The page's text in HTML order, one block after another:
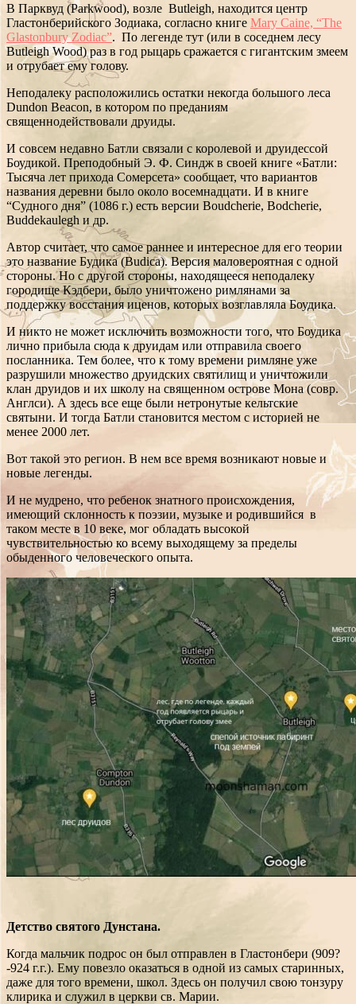
В Парквуд (Parkwood), возле Butleigh, находится центр
Гластонберийского Зодиака, согласно книге Mary Caine, “The
Glastonbury Zodiac”. По легенде тут (или в соседнем лесу
Butleigh Wood) раз в год рыцарь сражается с гигантским змеем
и отрубает ему голову.
Неподалеку расположились остатки некогда большого леса
Dundon Beacon, в котором по преданиям
священнодействовали друиды.
И совсем недавно Батли связали с королевой и друидессой
Боудикой. Преподобный Э. Ф. Синдж в своей книге «Батли:
Тысяча лет прихода Сомерсета» сообщает, что вариантов
названия деревни было около восемнадцати. И в книге
“Судного дня” (1086 г.) есть версии Boudcherie, Bodcherie,
Buddekaulegh и др.
Автор считает, что самое раннее и интересное для его теории
это название Будика (Budica). Версия маловероятная с одной
стороны. Но с другой стороны, находящееся неподалеку
городище Кэдбери, было уничтожено римлянами за
поддержку восстания иценов, которых возглавляла Боудика.
И никто не может исключить возможности того, что Боудика
лично прибыла сюда к друидам или отправила своего
посланника. Тем более, что к тому времени римляне уже
разрушили множество друидских святилищ и уничтожили
клан друидов и их школу на священном острове Мона (совр.
Англси). А здесь все еще были нетронутые кельтские
святыни. И тогда Батли становится местом с историей не
менее 2000 лет.
Вот такой это регион. В нем все время возникают новые и
новые легенды.
И не мудрено, что ребенок знатного происхождения,
имеющий склонность к поэзии, музыке и родившийся в
таком месте в 10 веке, мог обладать высокой
чувствительностью ко всему выходящему за пределы
обыденного человеческого опыта.
Детство святого Дунстана.
Когда мальчик подрос он был отправлен в Гластонбери (909?
-924 г.г.). Ему повезло оказаться в одной из самых старинных,
даже для того времени, школ. Здесь он получил свою тонзуру
клирика и служил в церкви св. Марии.